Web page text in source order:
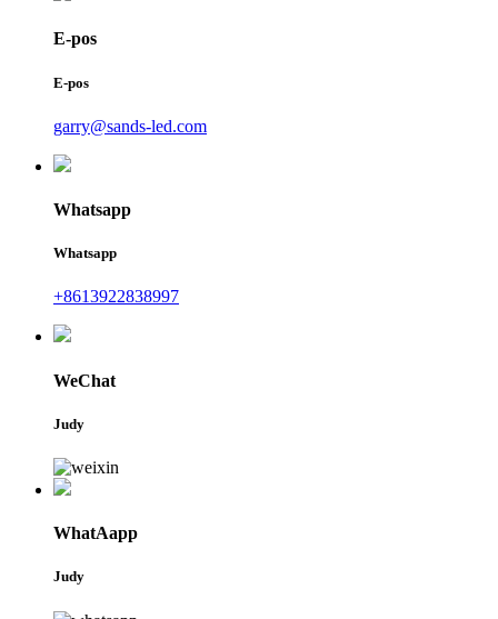
E-pos
E-pos
garry@sands-led.com
Whatsapp
Whatsapp
+8613922838997
WeChat
Judy
WhatAapp
Judy